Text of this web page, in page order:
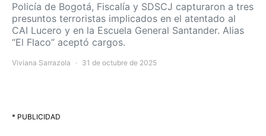
Policía de Bogotá, Fiscalía y SDSCJ capturaron a tres
presuntos terroristas implicados en el atentado al
CAI Lucero y en la Escuela General Santander. Alias
“El Flaco” aceptó cargos.
Viviana Sarrazola 31 de octubre de 2025
* PUBLICIDAD